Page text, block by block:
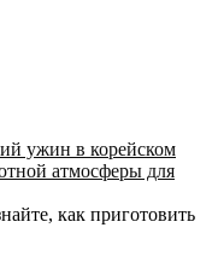
ужин в корейском
атмосферы для
как приготовить